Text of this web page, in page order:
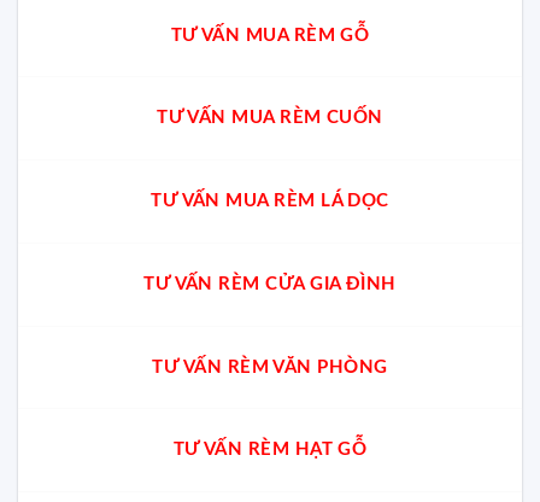
TƯ VẤN MUA RÈM GỖ
TƯ VẤN MUA RÈM CUỐN
TƯ VẤN MUA RÈM LÁ DỌC
TƯ VẤN RÈM CỬA GIA ĐÌNH
TƯ VẤN RÈM VĂN PHÒNG
TƯ VẤN RÈM HẠT GỖ